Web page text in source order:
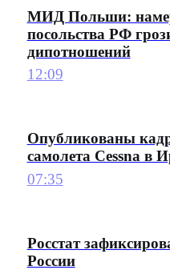
МИД Польши:
посольства РФ
дипотношений
12:09
Опубликованы
самолета Cessna в
07:35
Росстат
России